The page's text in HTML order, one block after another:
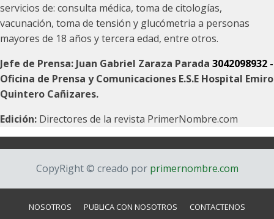
servicios de: consulta médica, toma de citologías,
vacunación, toma de tensión y glucómetria a personas
mayores de 18 años y tercera edad, entre otros.
Jefe de Prensa: Juan Gabriel Zaraza Parada 3042098932 -
Oficina de Prensa y Comunicaciones E.S.E Hospital Emiro
Quintero Cañizares.
Edición: Directores de la revista PrimerNombre.com
CopyRight © creado porprimernombre.com
NOSOTROS PUBLICA CON NOSOTROS CONTACTENOS